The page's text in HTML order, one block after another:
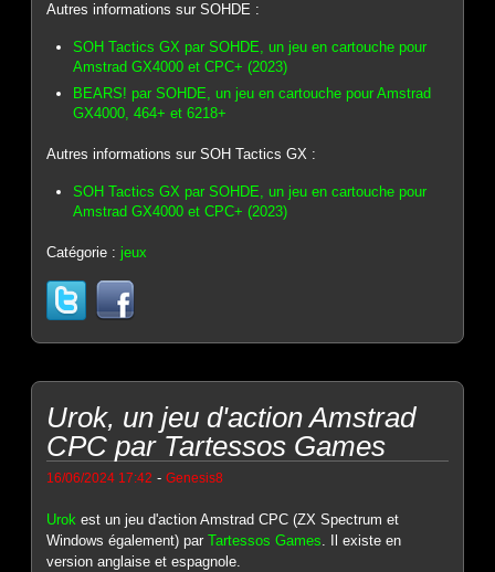
Autres informations sur SOHDE :
SOH Tactics GX par SOHDE, un jeu en cartouche pour
Amstrad GX4000 et CPC+ (2023)
BEARS! par SOHDE, un jeu en cartouche pour Amstrad
GX4000, 464+ et 6218+
Autres informations sur SOH Tactics GX :
SOH Tactics GX par SOHDE, un jeu en cartouche pour
Amstrad GX4000 et CPC+ (2023)
Catégorie :jeux
Urok, un jeu d'action Amstrad
CPC par Tartessos Games
16/06/2024 17:42 -Genesis8
Urok est un jeu d'action Amstrad CPC (ZX Spectrum et
Windows également) parTartessos Games. Il existe en
version anglaise et espagnole.